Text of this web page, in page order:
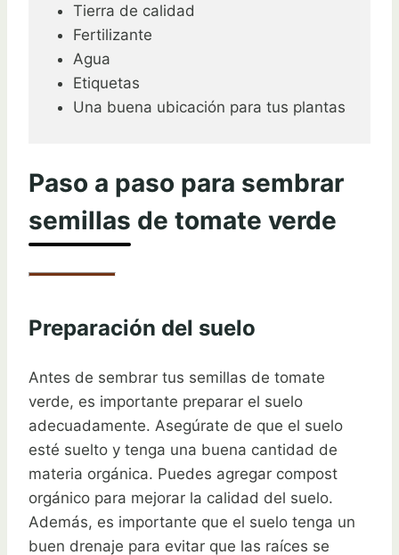
Tierra de calidad
Fertilizante
Agua
Etiquetas
Una buena ubicación para tus plantas
Paso a paso para sembrar
semillas de tomate verde
Preparación del suelo
Antes de sembrar tus semillas de tomate
verde, es importante preparar el suelo
adecuadamente. Asegúrate de que el suelo
esté suelto y tenga una buena cantidad de
materia orgánica. Puedes agregar compost
orgánico para mejorar la calidad del suelo.
Además, es importante que el suelo tenga un
buen drenaje para evitar que las raíces se